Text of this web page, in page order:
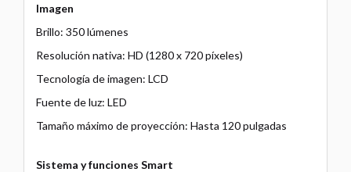
Imagen
Brillo: 350 lúmenes
Resolución nativa: HD (1280 x 720 píxeles)
Tecnología de imagen: LCD
Fuente de luz: LED
Tamaño máximo de proyección: Hasta 120 pulgadas
Sistema y funciones Smart